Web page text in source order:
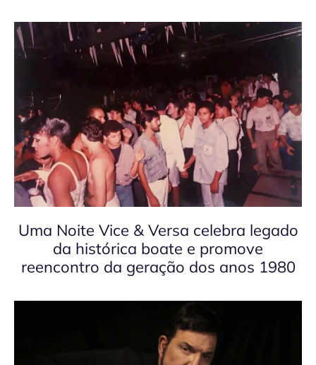
Uma Noite Vice & Versa celebra legado
da histórica boate e promove
reencontro da geração dos anos 1980